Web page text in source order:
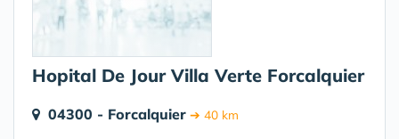
Hopital De Jour Villa Verte Forcalquier
04300 - Forcalquier ➔ 40 km